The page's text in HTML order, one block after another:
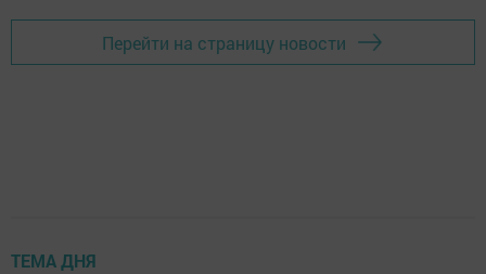
Перейти на страницу новости
ТЕМА ДНЯ